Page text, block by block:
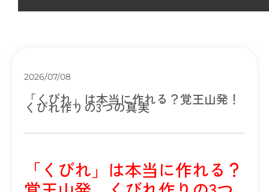
2026/07/08
「くびれ」は本当に作れる？覚王山発！
くびれ作りの3つの真実
「くびれ」は本当に作れる？